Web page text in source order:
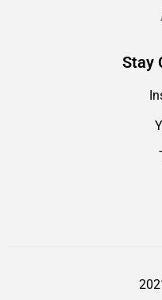
Stay